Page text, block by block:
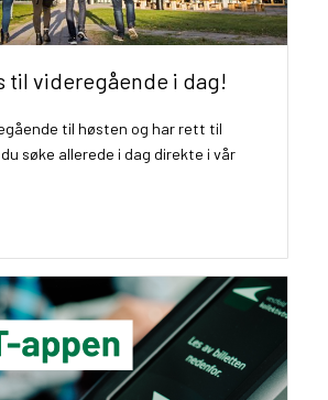
til videregående i dag!
til høsten og har rett til
søke allerede i dag direkte i vår